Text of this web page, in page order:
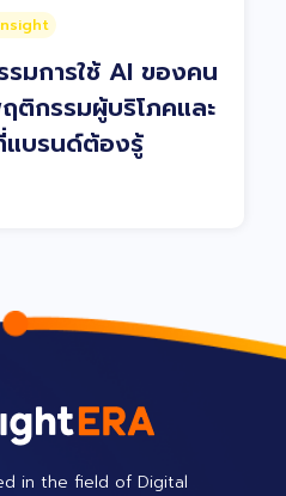
รมการใช้ AI ของคน
ติกรรมผู้บริโภคและ
แบรนด์ต้องรู้
in the field of Digital